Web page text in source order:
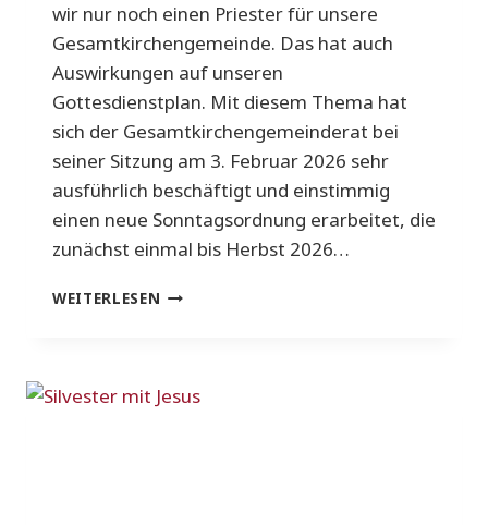
wir nur noch einen Priester für unsere
Gesamtkirchengemeinde. Das hat auch
Auswirkungen auf unseren
Gottesdienstplan. Mit diesem Thema hat
sich der Gesamtkirchengemeinderat bei
seiner Sitzung am 3. Februar 2026 sehr
ausführlich beschäftigt und einstimmig
einen neue Sonntagsordnung erarbeitet, die
zunächst einmal bis Herbst 2026…
WEITERLESEN NEUE